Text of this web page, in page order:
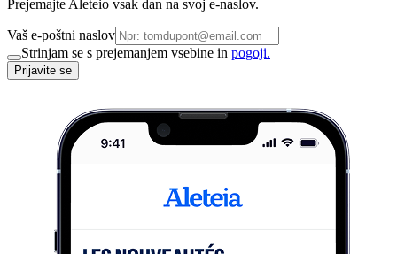
Prejemajte Aleteio vsak dan na svoj e-naslov.
Vaš e-poštni naslov
Strinjam se s prejemanjem vsebine in pogoji.
Prijavite se